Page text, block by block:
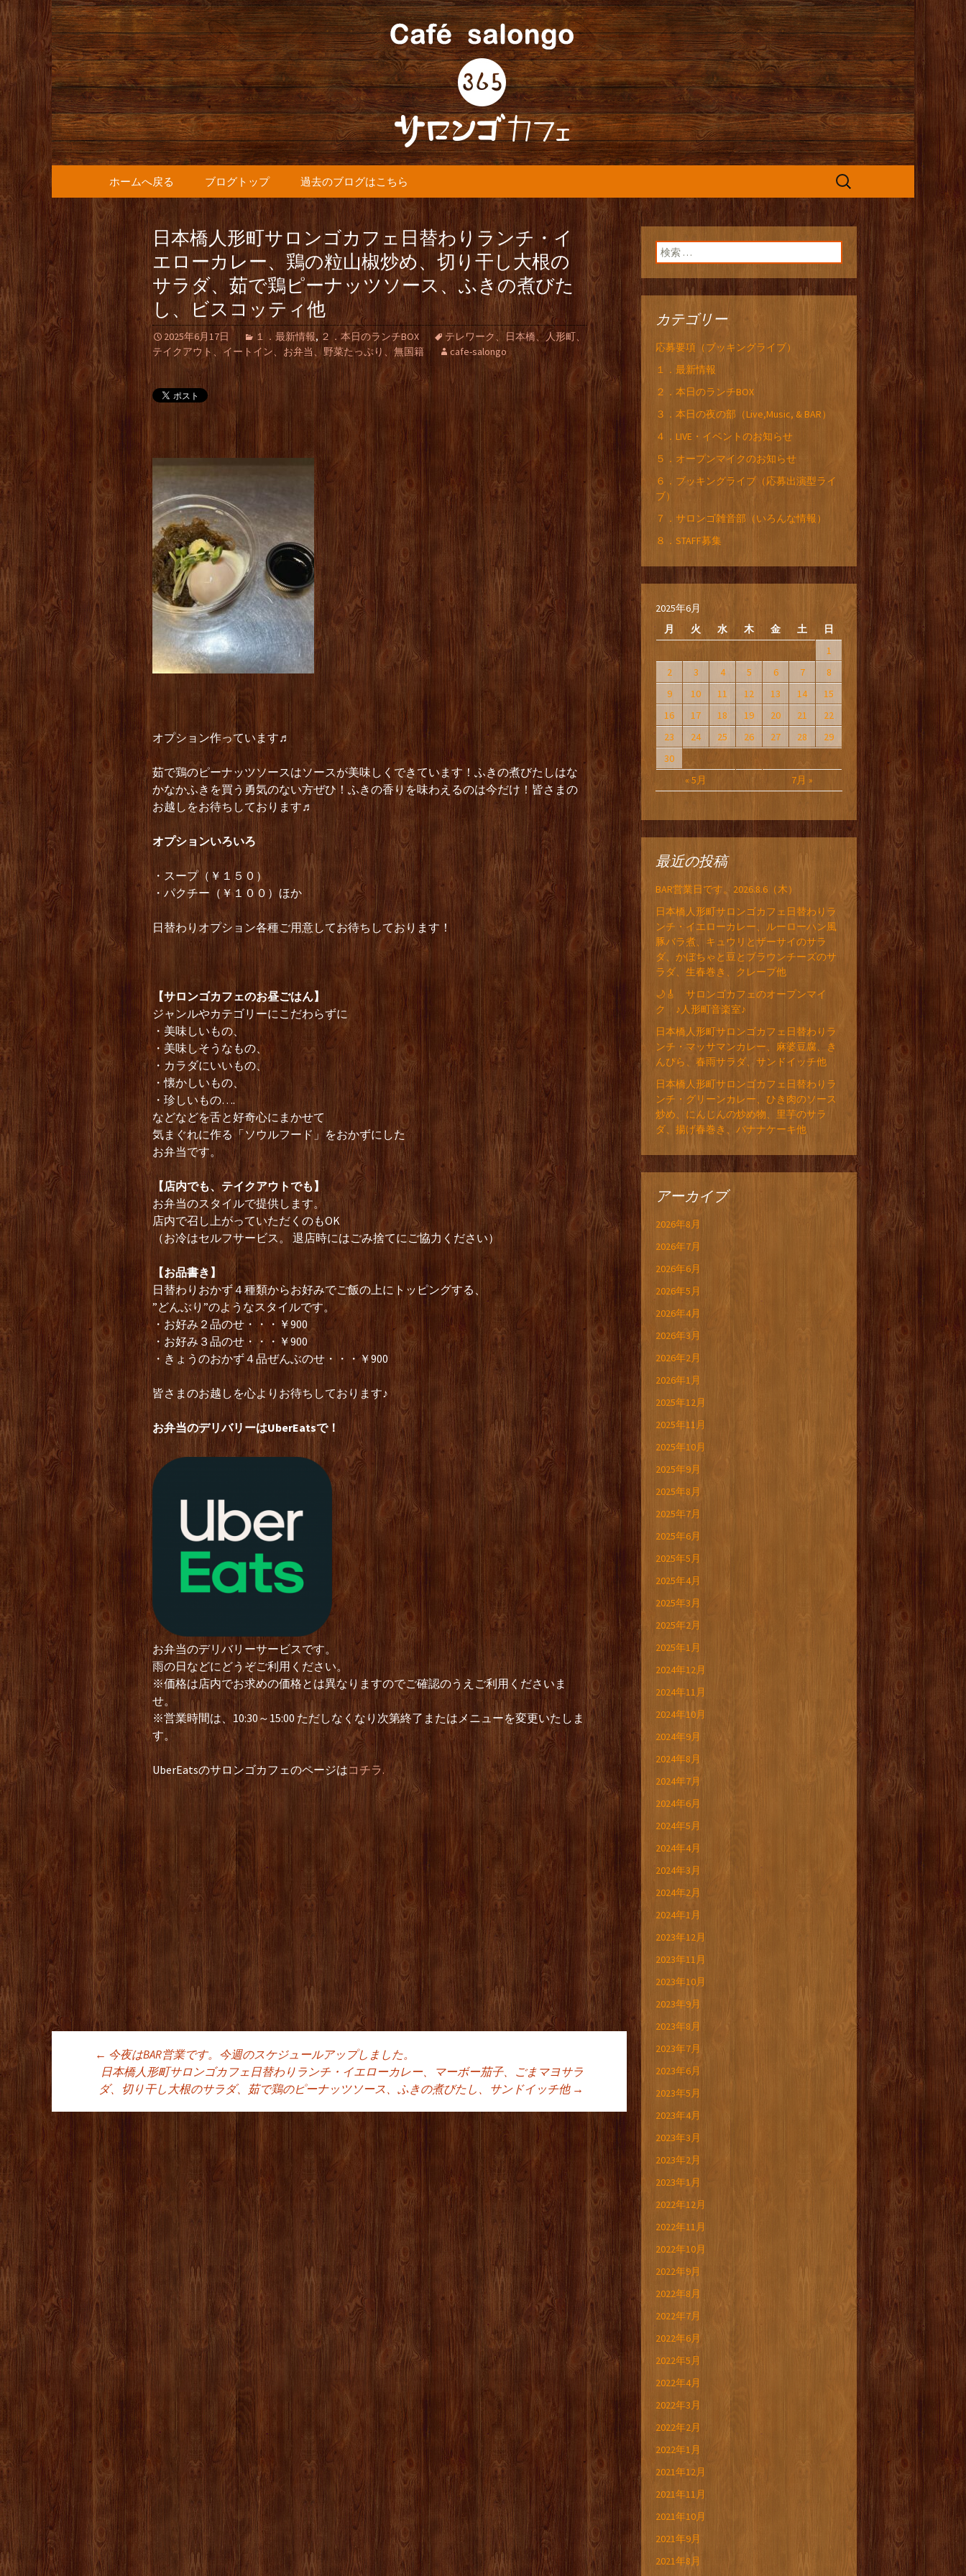
人形町の『365(サロンゴ)カフェ』よりお
知らせ
人形町の音楽カフェ『365カフェ』より最新情報をお届けします。
コンテンツへ移動
ホームへ戻る ブログトップ 過去のブログはこちら
検
日本橋人形町サロンゴカフェ日替わりランチ・イ
エローカレー、鶏の粒山椒炒め、切り干し大根の
サラダ、茹で鶏ピーナッツソース、ふきの煮びた
し、ビスコッティ他
2025年6月17日 １．最新情報, ２．本日のランチBOX
テレワーク、日本橋、人形町、
テイクアウト、イートイン、お弁当、野菜たっぷり、無国籍
cafe-salongo
オプション作っています♬
茹で鶏のピーナッツソースはソースが美味しくできています！ふきの煮びたしはな
かなかふきを買う勇気のない方ぜひ！ふきの香りを味わえるのは今だけ！皆さまの
お越しをお待ちしております♬
オプショ ンいろいろ
・スープ（￥１５０）
・パクチー（￥１００）ほか
日替わりオプション各種ご用意してお待ちしております！
【サロンゴカフェのお昼ごはん】
ジャンルやカテゴリーにこだわらずに
・美味しいもの、
・美味しそうなもの、
・カラダにいいもの、
・懐かしいもの、
・珍しいもの….
などなどを舌と好奇心にまかせて
気まぐれに作る「ソウルフード」をおかずにした
お弁当です。
【店内でも、テイクアウトでも】
お弁当のスタイルで提供します。
店内で召し上がっていただくのもOK
（お冷はセルフサービス。 退店時にはごみ捨てにご協力ください）
【お品書き】
日替わりおかず４種類からお好みでご飯の上にトッピングする、
”どんぶり”のようなスタイルです。
・お好み２品のせ・・・￥900
・お好み３品のせ・・・￥900
・きょうのおかず４品ぜんぶのせ・・・￥900
皆さまのお越しを心よりお待ちしております♪
お弁当のデリバリーはUberEatsで！
お弁当のデリバリーサービスです。
雨の日などにどうぞご利用ください。
※価格は店内でお求めの価格とは異なりますのでご確認のうえご利用くださいま
せ。
※営業時間は、10:30～15:00 ただしなくなり次第終了またはメニューを変更いたしま
す。
UberEatsのサロンゴカフェのページはコチラ.
投稿ナビゲーション
← 今夜はBAR営業です。今週のスケジュールアップしました。
日本橋人形町サロンゴカフェ日替わりランチ・イエローカレー、マーボー茄子、ごまマヨサラ
ダ、切り干し大根のサラダ、茹で鶏のピーナッツソース、ふきの煮びたし、サンドイッチ他 →
検索:
カテゴリー
応募要項（ブッキングライブ）
１．最新情報
２．本日のランチBOX
３．本日の夜の部（Live,Music, & BAR）
４．LIVE・イベントのお知らせ
５．オープンマイクのお知らせ
６．ブッキングライブ（応募出演型ライ
ブ）
７．サロンゴ雑音部（いろんな情報）
８．STAFF募集
2025年6月
月
火 水 木 金 土 日
« 5月 7月 »
1
2
3 4 5 6 7
8
9
10 11 12 13 14
15
16
17 18 19 20 21
22
23
24 25 26 27 28
29
30
最近の投稿
BAR営業日です。2026.8.6（木）
日本橋人形町サロンゴカフェ日替わりラ
ンチ・イエローカレー、ルーローハン風
豚バラ煮、キュウリとザーサイのサラ
ダ、かぼちゃと豆とブラウンチーズのサ
ラダ、生春巻き、クレープ他
🌙🎸 サロンゴカフェのオープンマイ
ク ♪人形町音楽室♪
日本橋人形町サロンゴカフェ日替わりラ
ンチ・マッサマンカレー、麻婆豆腐、き
んぴら、春雨サラダ、サンドイッチ他
日本橋人形町サロンゴカフェ日替わりラ
ンチ・グリーンカレー、ひき肉のソース
炒め、にんじんの炒め物、里芋のサラ
ダ、揚げ春巻き、バナナケーキ他
アーカイブ
2026年8月
2026年7月
2026年6月
2026年5月
2026年4月
2026年3月
2026年2月
2026年1月
2025年12月
2025年11月
2025年10月
2025年9月
2025年8月
2025年7月
2025年6月
2025年5月
2025年4月
2025年3月
2025年2月
2025年1月
2024年12月
2024年11月
2024年10月
2024年9月
2024年8月
2024年7月
2024年6月
2024年5月
2024年4月
2024年3月
2024年2月
2024年1月
2023年12月
2023年11月
2023年10月
2023年9月
2023年8月
2023年7月
2023年6月
2023年5月
2023年4月
2023年3月
2023年2月
2023年1月
2022年12月
2022年11月
2022年10月
2022年9月
2022年8月
2022年7月
2022年6月
2022年5月
2022年4月
2022年3月
2022年2月
2022年1月
2021年12月
2021年11月
2021年10月
2021年9月
2021年8月